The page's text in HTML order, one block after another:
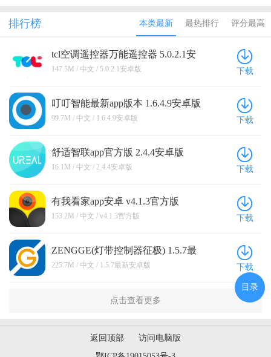
斯空气净化
器app官方
能门禁）
排行榜 本类最新 最热排行 评分最高
tcl空调遥控器万能遥控器 5.0.2.1安
卓版
147.5M / 中文 / 5.0.2.1安卓版 下载
叮叮智能最新app版本 1.6.4.9安卓版
99.7M / 中文 / 1.6.4.9安卓版 下载
舒适智联app官方版 2.4.4安卓版
16.1M / 中文 / 2.4.4安卓版 下载
有我看家app安卓 v4.1.3官方版
153.2M / 中文 / v4.1.3官方版 下载
ZENGGE(灯带控制器征极) 1.5.7最
新安卓版
225.7M / 中文 / 1.5.7最新安卓版 下载
点击查看更多
返回顶部
访问电脑版
目录